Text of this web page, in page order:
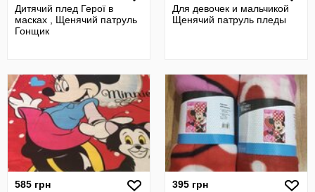
Дитячий плед Герої в
масках , Щенячий патруль
Гонщик
Для девочек и мальчикой
Щенячий патруль пледы
585 грн
395 грн